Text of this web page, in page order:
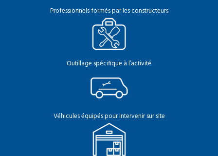
Professionnels formés par les constructeurs
Outillage spécifique à l’activité
Véhicules équipés pour intervenir sur site